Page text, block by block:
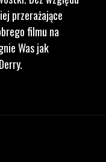
przerażające
filmu na
Was jak